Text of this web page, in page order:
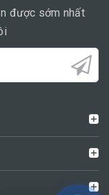
được sớm nhất